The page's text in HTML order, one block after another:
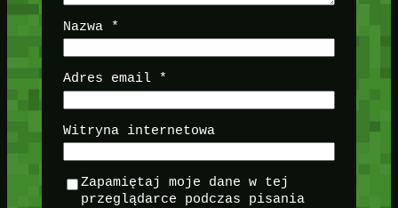
Nazwa *
Adres email *
Witryna internetowa
Zapamiętaj moje dane w tej
przeglądarce podczas pisania